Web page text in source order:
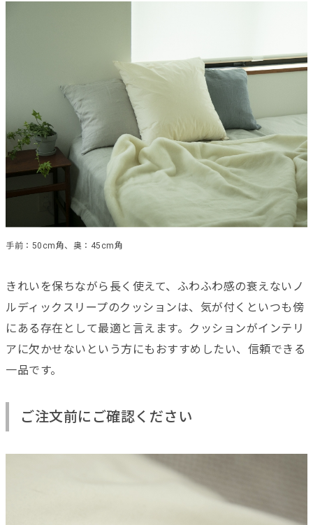
手前：50cm角、奥：45cm角
きれいを保ちながら長く使えて、ふわふわ感の衰えないノ
ルディックスリープのクッションは、気が付くといつも傍
にある存在として最適と言えます。クッションがインテリ
アに欠かせないという方にもおすすめしたい、信頼できる
一品です。
ご注文前にご確認ください